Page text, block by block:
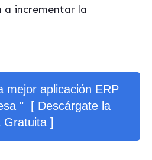
a incrementar la
mejor aplicación ERP
" [ Descárgate la
Gratuita ]